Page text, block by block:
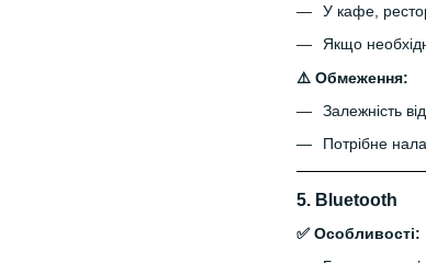
У кафе,
Якщо
⚠️ Обмеження:
Залежність
Потрібне
5. Bluetooth
✅ Особливості: